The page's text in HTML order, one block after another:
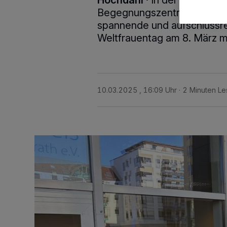
Begegnungszentrum
spannende und
Weltfrauentag am 8. März
10.03.2025 , 16:09 Uhr 2 Minuten